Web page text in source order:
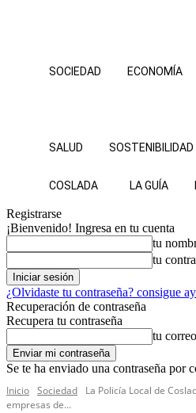
SOCIEDAD ECONOMÍA
SALUD SOSTENIBILIDAD
COSLADA LA GUÍA
Registrarse
¡Bienvenido! Ingresa en tu cuenta
tu
tu
¿Olvidaste tu contraseña? consigue
Recuperación de contraseña
Recupera tu contraseña
tu
Se te ha enviado una contraseña por
Inicio Sociedad
La Policía Local de
empresas de...